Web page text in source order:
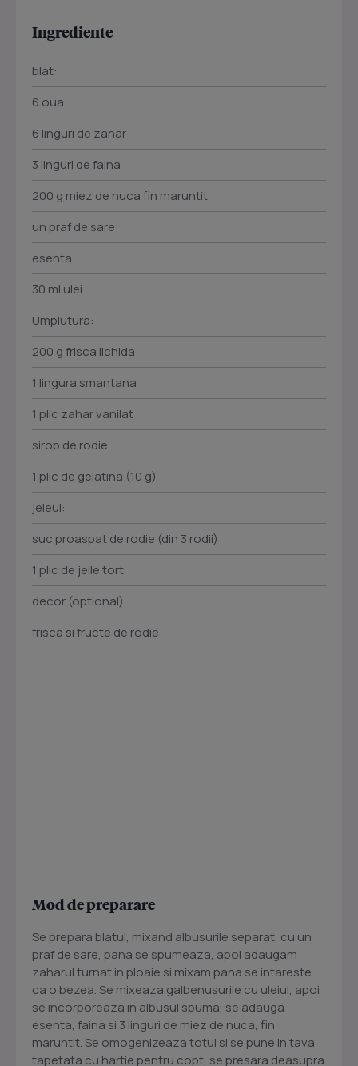
Ingrediente
blat:
6 oua
6 linguri de zahar
3 linguri de faina
200 g miez de nuca fin maruntit
un praf de sare
esenta
30 ml ulei
Umplutura:
200 g frisca lichida
1 lingura smantana
1 plic zahar vanilat
sirop de rodie
1 plic de gelatina (10 g)
jeleul:
suc proaspat de rodie (din 3 rodii)
1 plic de jelle tort
decor (optional)
frisca si fructe de rodie
Mod de preparare
Se prepara blatul, mixand albusurile separat, cu un
praf de sare, pana se spumeaza, apoi adaugam
zaharul turnat in ploaie si mixam pana se intareste
ca o bezea. Se mixeaza galbenusurile cu uleiul, apoi
se incorporeaza in albusul spuma, se adauga
esenta, faina si 3 linguri de miez de nuca, fin
maruntit. Se omogenizeaza totul si se pune in tava
tapetata cu hartie pentru copt, se presara deasupra